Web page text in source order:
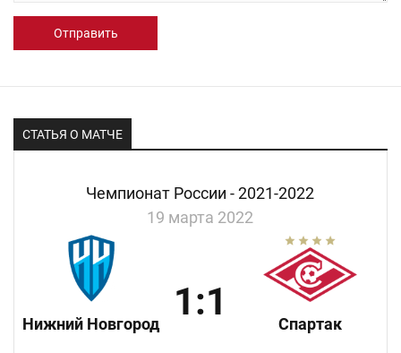
Отправить
СТАТЬЯ О МАТЧЕ
Чемпионат России - 2021-2022
19 марта 2022
Нижний Новгород
1:1
Спартак